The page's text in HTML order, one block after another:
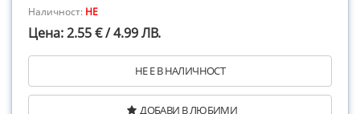
Наличност: НЕ
Цена: 2.55 € / 4.99 ЛВ.
НЕ Е В НАЛИЧНОСТ
ДОБАВИ В ЛЮБИМИ